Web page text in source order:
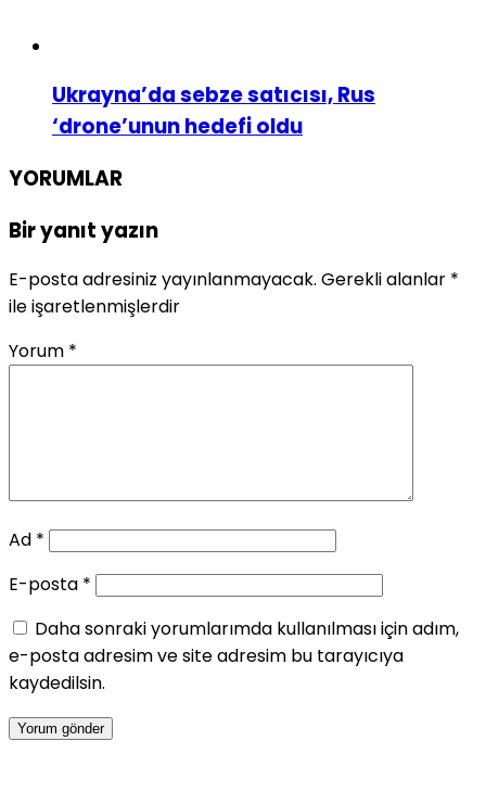
Ukrayna’da sebze satıcısı, Rus
‘drone’unun hedefi oldu
YORUMLAR
Bir yanıt yazın
E-posta adresiniz yayınlanmayacak. Gerekli alanlar *
ile işaretlenmişlerdir
Yorum *
Ad *
E-posta *
Daha sonraki yorumlarımda kullanılması için adım,
e-posta adresim ve site adresim bu tarayıcıya
kaydedilsin.